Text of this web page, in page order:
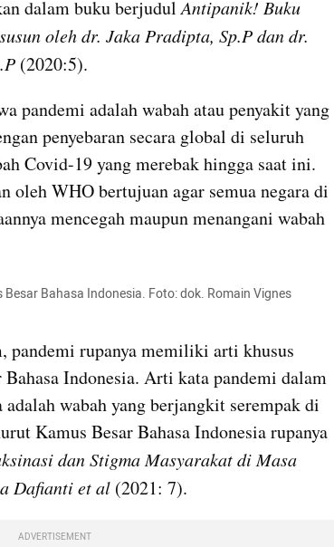
dalam buku berjudul Antipanik! Buku
oleh dr. Jaka Pradipta, Sp.P dan dr.
(2020:5).
pandemi adalah wabah atau penyakit yang
penyebaran secara global di seluruh
Covid-19 yang merebak hingga saat ini.
oleh WHO bertujuan agar semua negara di
mencegah maupun menangani wabah
Bahasa Indonesia. Foto: dok. Romain Vignes
pandemi rupanya memiliki arti khusus
Bahasa Indonesia. Arti kata pandemi dalam
wabah yang berjangkit serempak di
Kamus Besar Bahasa Indonesia rupanya
dan Stigma Masyarakat di Masa
Dafianti et al (2021: 7).
ADVERTISEMENT